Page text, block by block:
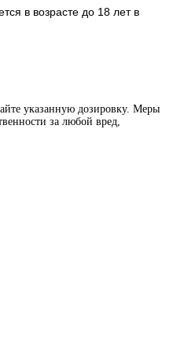
в возрасте до 18 лет в
указанную дозировку. Меры
за любой вред,